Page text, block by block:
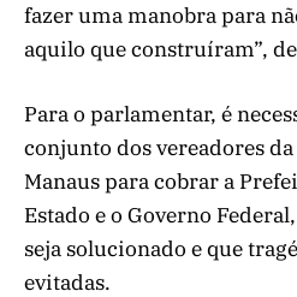
fazer uma manobra para
aquilo que construíram”,
Para o parlamentar, é
conjunto dos vereadores
Manaus para cobrar a
Estado e o Governo
seja solucionado e que
evitadas.